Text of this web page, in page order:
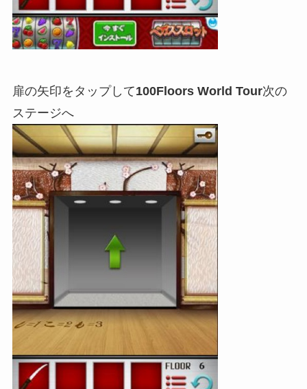
扉の矢印をタップして100Floors World Tour次の
ステージへ